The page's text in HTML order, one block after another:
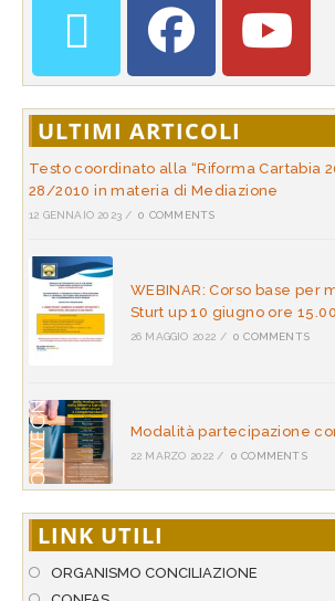
ULTIMI ARTICOLI
Testo coordinato alla “Riforma Cartabia
28/2010 in materia di Mediazione
12 GENNAIO 2023 / 0 COMMENTS
WEBINAR: Corso base per
Sturt up 10 giugno ore 15.00
26 MAGGIO 2022 / 0 COMMENTS
Modalità partecipazione
22 MARZO 2022 / 0 COMMENTS
LINK UTILI
ORGANISMO CONCILIAZIONE